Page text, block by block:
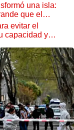
una isla:
que el
evitar el
capacidad y